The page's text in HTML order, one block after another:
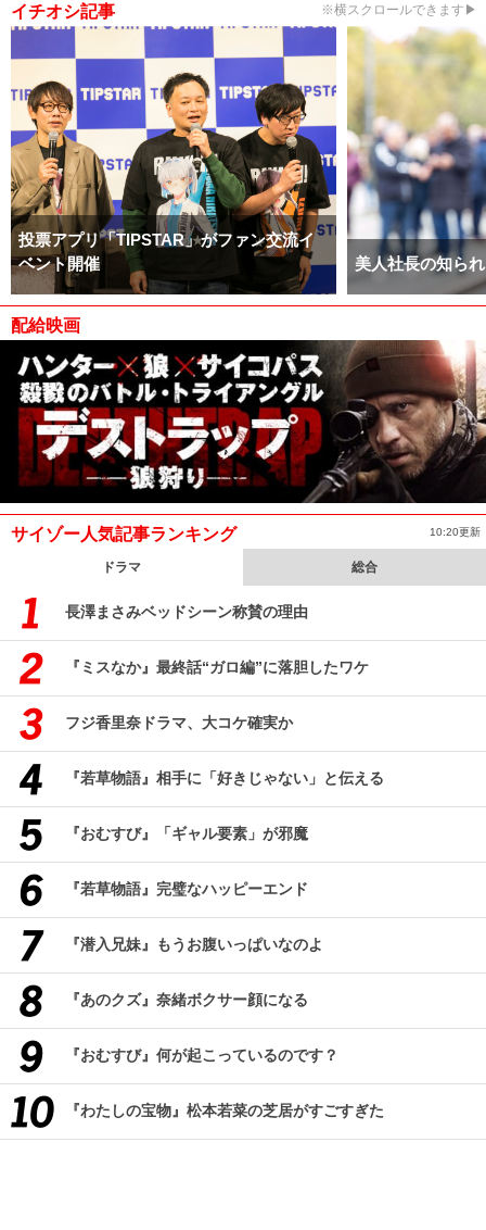
イチオシ記事 ※横スクロールできます▶
投票アプリ「TIPSTAR」がファン交流イ
ベント開催
美人社長の知ら
配給映画
サイゾー人気記事ランキング 10:20更新
ドラマ 総合
長澤まさみベッドシーン称賛の理由
『ミスなか』最終話“ガロ編”に落胆したワケ
フジ香里奈ドラマ、大コケ確実か
『若草物語』相手に「好きじゃない」と伝える
『おむすび』「ギャル要素」が邪魔
『若草物語』完璧なハッピーエンド
『潜入兄妹』もうお腹いっぱいなのよ
『あのクズ』奈緒ボクサー顔になる
『おむすび』何が起こっているのです？
『わたしの宝物』松本若菜の芝居がすごすぎた